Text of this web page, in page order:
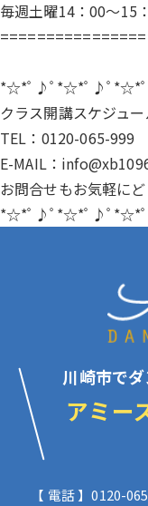
毎週土曜14：00～15
*☆*ﾟ♪ﾟ*☆*ﾟ♪ﾟ*☆*
クラス開講スケジュ
TEL：0120-065-999
E-MAIL：
お問合せもお気軽に
*☆*ﾟ♪ﾟ*☆*ﾟ♪ﾟ*☆*
川崎市で
アミ
【 電話 】0120-